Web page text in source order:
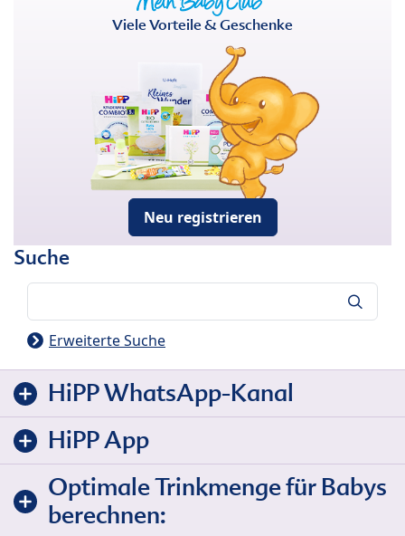
Viele Vorteile & Geschenke
Neu registrieren
Suche
Erweiterte Suche
HiPP WhatsApp-Kanal
HiPP App
Optimale Trinkmenge für Babys
berechnen: